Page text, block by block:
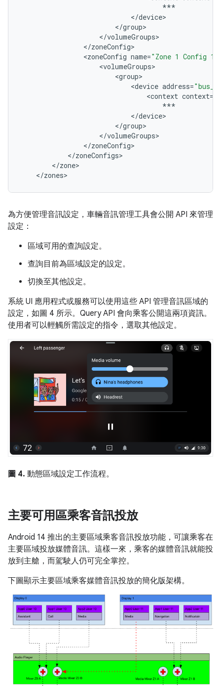
***
</device
</group
</volumeGroups
</zoneConfig
<zoneConfig name="Zone 1 Config 1"
<volumeGroups
<group
<device address=
<context context=
***
</device
</group
</volumeGroups
</zoneConfig
</zoneConfigs
</zone
</zones
為方便管理音訊設定，車輛音訊管理工具會公開 API 來管理
設定：
區域可用的查詢設定。
查詢目前為區域設定的設定。
切換至其他設定。
系統 UI 應用程式或服務可以使用這些 API 管理音訊區域的
設定，如圖 4 所示。Query API 會向乘客公開這兩項資訊。
使用者可以輕觸所需設定的指令，選取其他設定。
圖 4. 動態區域設定工作流程。
主要可用區乘客音訊投放
Android 14 推出的主要區域乘客音訊投放功能，可讓乘客在
主要區域投放媒體音訊。這樣一來，乘客的媒體音訊就能投
放到主艙，而駕駛人仍可完全掌控。
下圖顯示主要區域乘客媒體音訊投放的簡化版架構。